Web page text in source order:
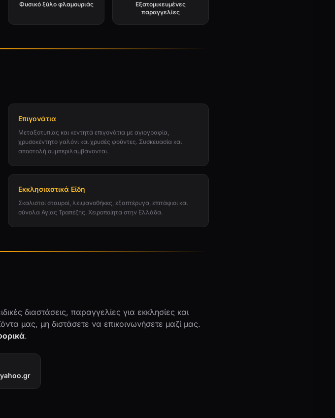
Φυσικό ξύλο φλαμουριάς
Εξατομικευμένες
παραγγελίες
Επιγονάτια
Μεταξοτυπίας και κεντητά επιγονάτια με αγιογραφία,
χρυσοκέντητο γαλόνι και χρυσές φούντες. Συσκευασία και
αποστολή συμπεριλαμβάνονται.
Εκκλησιαστικά Είδη
Σκαλιστοί σταυροί, λειψανοθήκες, εξαπτέρυγα, επιτάφιοι και
σύνολα Αγίας Τραπέζης. Χειροποίητα στην Ελλάδα.
διαστάσεις, παραγγελίες για εκκλησίες και
μας, μη διστάσετε να επικοινωνήσετε μαζί μας.
.